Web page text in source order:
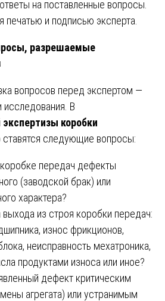
на поставленные вопросы.
печатью и подписью эксперта.
разрешаемые
вопросов перед экспертом —
исследования. В
экспертизы коробки
ставятся следующие вопросы:
передач дефекты
(заводской брак) или
характера?
выхода из строя коробки передач:
износ фрикционов,
неисправность мехатроника,
продуктами износа или иное?
дефект критическим
агрегата) или устранимым